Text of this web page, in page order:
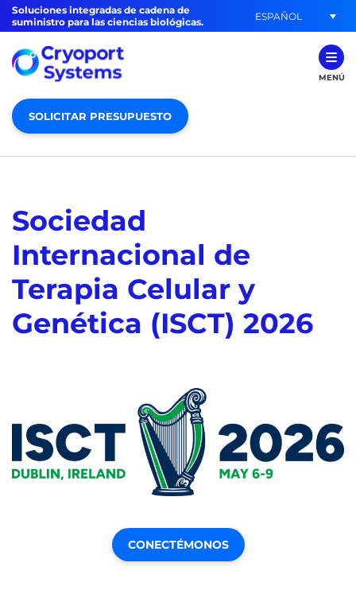
Soluciones integradas de cadena de
suministro para las ciencias biológicas.
ESPAÑOL
MENÚ
SOLICITAR PRESUPUESTO
Sociedad
Internacional de
Terapia Celular y
Genética (ISCT) 2026
CONECTÉMONOS